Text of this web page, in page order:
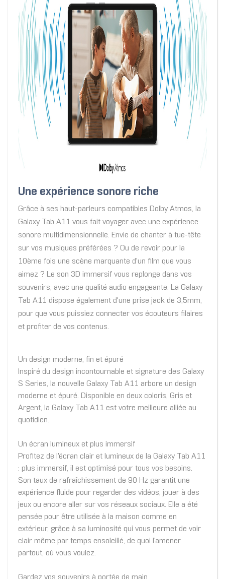
Une expérience sonore riche
Grâce à ses haut-parleurs compatibles Dolby Atmos, la
Galaxy Tab A11 vous fait voyager avec une expérience
sonore multidimensionnelle. Envie de chanter à tue-tête
sur vos musiques préférées ? Ou de revoir pour la
10ème fois une scène marquante d'un film que vous
aimez ? Le son 3D immersif vous replonge dans vos
souvenirs, avec une qualité audio engageante. La Galaxy
Tab A11 dispose également d'une prise jack de 3,5mm,
pour que vous puissiez connecter vos écouteurs filaires
et profiter de vos contenus.
Un design moderne, fin et épuré
Inspiré du design incontournable et signature des Galaxy
S Series, la nouvelle Galaxy Tab A11 arbore un design
moderne et épuré. Disponible en deux coloris, Gris et
Argent, la Galaxy Tab A11 est votre meilleure alliée au
quotidien.
Un écran lumineux et plus immersif
Profitez de l'écran clair et lumineux de la Galaxy Tab A11
: plus immersif, il est optimisé pour tous vos besoins.
Son taux de rafraîchissement de 90 Hz garantit une
expérience fluide pour regarder des vidéos, jouer à des
jeux ou encore aller sur vos réseaux sociaux. Elle a été
pensée pour être utilisée à la maison comme en
extérieur, grâce à sa luminosité qui vous permet de voir
clair même par temps ensoleillé, de quoi l'amener
partout, où vous voulez.
Gardez vos souvenirs à portée de main